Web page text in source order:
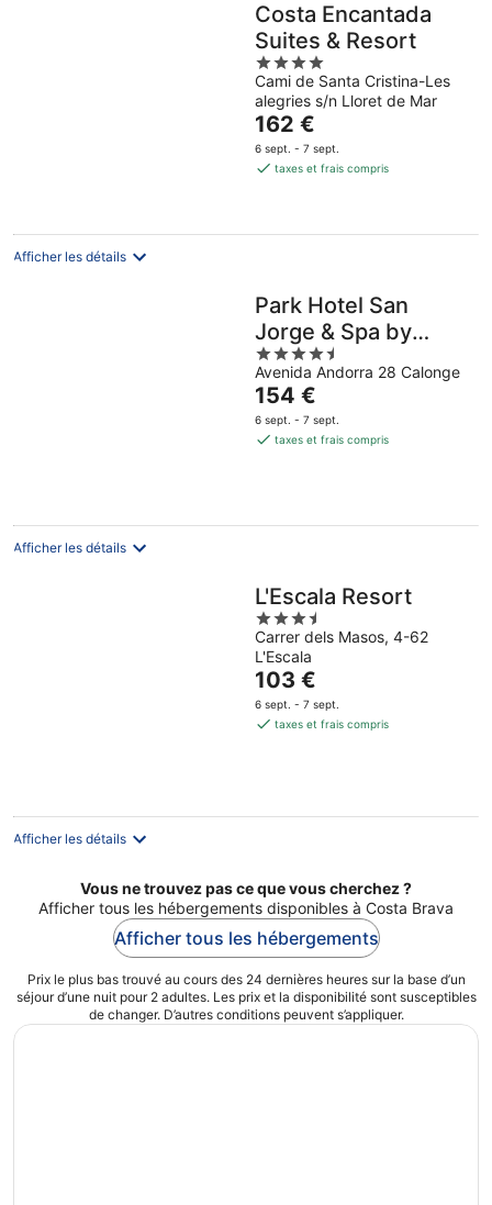
Costa Encantada
Suites & Resort
4
out
of
5
Cami de Santa Cristina-Les
alegries s/n Lloret de Mar
Le
prix
est
par
162 €
6 sept. - 7 sept.
taxes et frais compris
Afficher les détails
Park Hotel San
Jorge & Spa by
Escampa Hotels
4.5
out
of
5
Avenida Andorra 28 Calonge
Le
prix
est
nuit
154 €
6 sept. - 7 sept.
taxes et frais compris
Afficher les détails
L'Escala Resort
3.5
out
of
5
Carrer dels Masos, 4-62
L'Escala
Le
prix
est
103 €
6 sept. - 7 sept.
taxes et frais compris
Afficher les détails
Vous ne trouvez pas ce que vous cherchez ?
Afficher tous les hébergements disponibles à Costa Brava
Afficher tous les hébergements
Prix le plus bas trouvé au cours des 24 dernières heures sur la base d’un
séjour d’une nuit pour 2 adultes. Les prix et la disponibilité sont susceptibles
de changer. D’autres conditions peuvent s’appliquer.